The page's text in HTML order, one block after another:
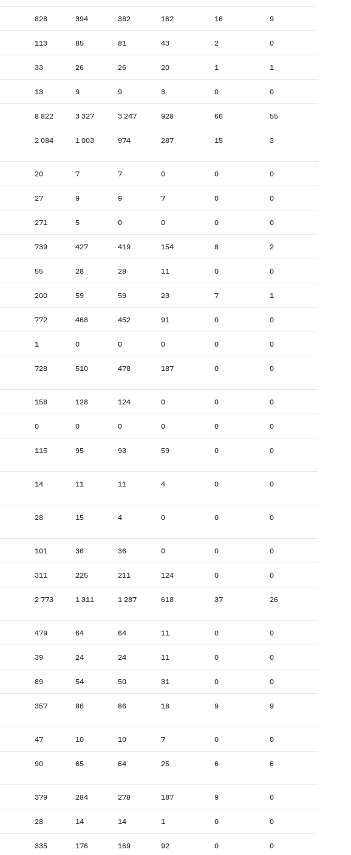
828 394 382 162 16 9
113 85 81 43 2 0
33 26 26 20 1 1
13 9 9 3 0 0
8 822 3 327 3 247 928 66 55
2 084 1 003 974 287 15 3
20 7 7 0 0 0
27 9 9 7 0 0
271 5 0 0 0 0
739 427 419 154 8 2
55 28 28 11 0 0
200 59 59 23 7 1
772 468 452 91 0 0
1 0 0 0 0 0
728 510 478 187 0 0
158 128 124 0 0 0
0 0 0 0 0 0
115 95 93 59 0 0
14 11 11 4 0 0
28 15 4 0 0 0
101 36 36 0 0 0
311 225 211 124 0 0
2 773 1 311 1 287 618 37 26
479 64 64 11 0 0
39 24 24 11 0 0
89 54 50 31 0 0
357 86 86 18 9 9
47 10 10 7 0 0
90 65 64 25 6 6
379 284 278 187 9 0
28 14 14 1 0 0
335 176 169 92 0 0